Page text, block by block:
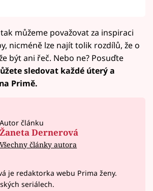
můžeme považovat za inspiraci
nicméně lze najít tolik rozdílů, že o
být ani řeč. Nebo ne? Posuďte
sledovat každé úterý a
Primě.
Autor článku
Žaneta Dernerová
Všechny články autora
je redaktorka webu Prima ženy.
seriálech.